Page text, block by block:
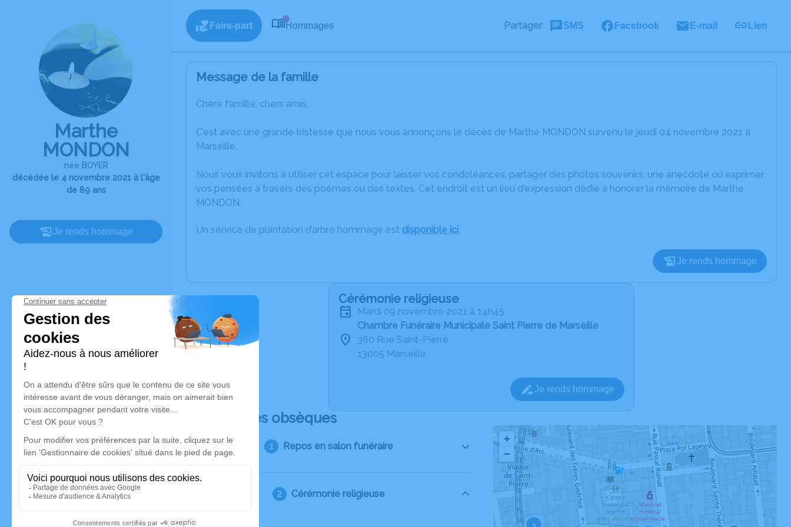
Marthe
MONDON
née BOYER
décédée le 4 novembre 2021 à l'âge
de 89 ans
Je rends hommage
Faire-part Hommages Partager SMS Facebook E-mail Lien
Message de la famille
Chère famille, chers amis,
C’est avec une grande tristesse que nous vous annonçons le décès de Marthe MONDON survenu le jeudi 04 novembre 2021 à
Marseille.
Nous vous invitons à utiliser cet espace pour laisser vos condoléances, partager des photos souvenirs, une anecdote ou exprimer
vos pensées à travers des poèmes ou des textes. Cet endroit est un lieu d'expression dédié à honorer la mémoire de Marthe
MONDON.
Un service de plantation d’arbre hommage est disponible ici.
Je rends hommage
Cérémonie religieuse
mardi 09 novembre 2021 à 14h45
Chambre Funéraire Municipale Saint Pierre de Marseille
380 Rue Saint-Pierre
13005 Marseille
Je rends hommage
Déroulé des obsèques
Repos en salon funéraire
Cérémonie religieuse
+
−